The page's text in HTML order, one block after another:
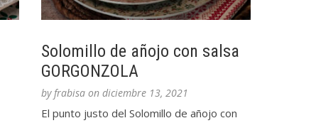
Solomillo de añojo con salsa
GORGONZOLA
byfrabisa on diciembre 13, 2021
El punto justo del Solomillo de añojo con